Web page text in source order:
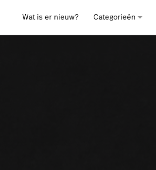
Wat is er nieuw? Categorieën